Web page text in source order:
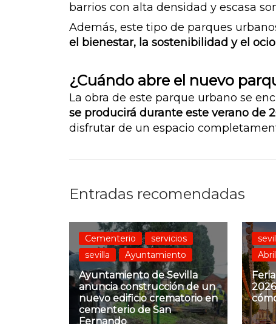
barrios con alta densidad y escasa
Además, este tipo de parques
el bienestar, la sostenibilidad y el
¿Cuándo abre el nuevo
La obra de este parque urbano se
se producirá durante este verano de
disfrutar de un espacio
Entradas recomendadas
Cementerio
servicios
sevilla
Ayuntamiento
Ayuntamiento de Sevilla
anuncia construcción de un
nuevo edificio crematorio en
cementerio de San
Fernando
Abril